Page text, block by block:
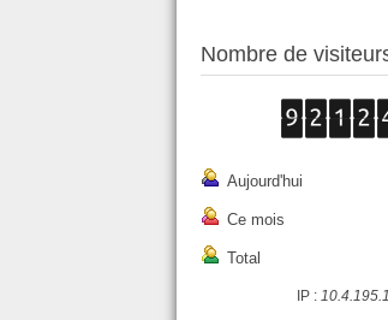
Nombre de
Aujourd'hui
Ce mois
Total
IP :